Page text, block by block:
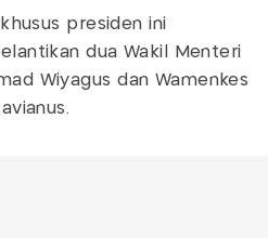
presiden ini
dua Wakil Menteri
Wiyagus dan Wamenkes